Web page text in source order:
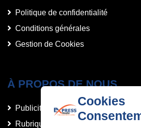
Cookies
Politique de confidentialité
Conditions générales
Gestion de Cookies
À PROPOS DE NOUS
Publicités et Annonces
Rubriques